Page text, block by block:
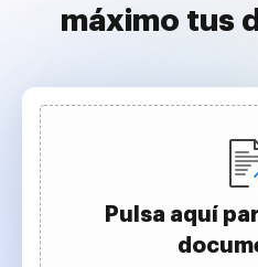
máximo tus
Pulsa aquí